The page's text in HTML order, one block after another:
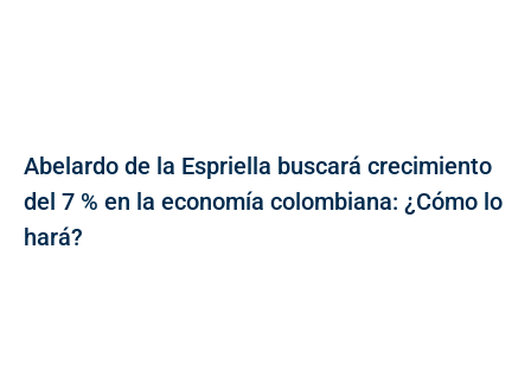
Abelardo de la Espriella buscará crecimiento
del 7 % en la economía colombiana: ¿Cómo lo
hará?